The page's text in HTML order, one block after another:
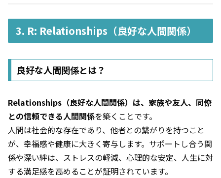
3. R: Relationships（良好な人間関係）
良好な人間関係とは？
Relationships（良好な人間関係）は、家族や友人、同僚
との信頼できる人間関係を築くことです。
人間は社会的な存在であり、他者との繋がりを持つこと
が、幸福感や健康に大きく寄与します。サポートし合う関
係や深い絆は、ストレスの軽減、心理的な安定、人生に対
する満足感を高めることが証明されています。